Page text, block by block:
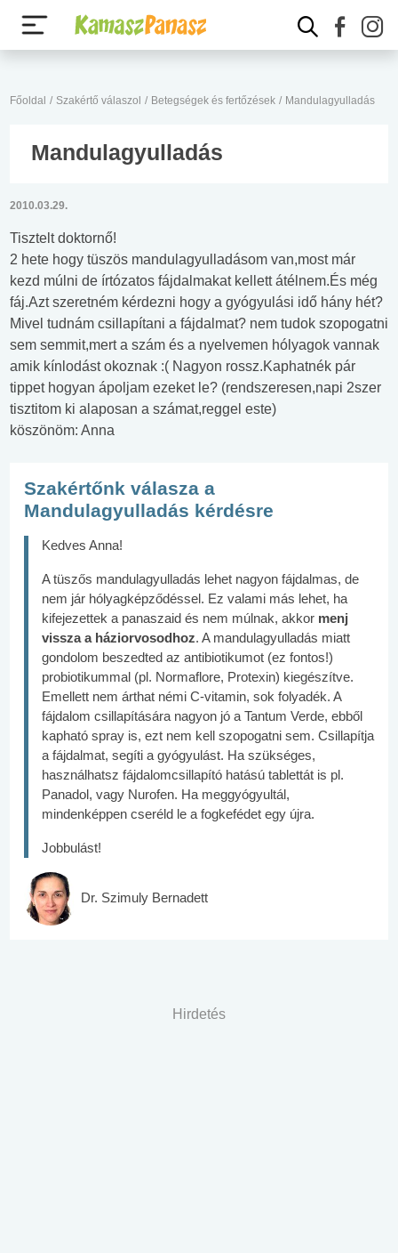
Főoldal / Szakértő válaszol / Betegségek és fertőzések / Mandulagyulladás
Mandulagyulladás
2010.03.29.
Tisztelt doktornő!
2 hete hogy tüszös mandulagyulladásom van,most már
kezd múlni de írtózatos fájdalmakat kellett átélnem.És még
fáj.Azt szeretném kérdezni hogy a gyógyulási idő hány hét?
Mivel tudnám csillapítani a fájdalmat? nem tudok szopogatni
sem semmit,mert a szám és a nyelvemen hólyagok vannak
amik kínlodást okoznak :( Nagyon rossz.Kaphatnék pár
tippet hogyan ápoljam ezeket le? (rendszeresen,napi 2szer
tisztitom ki alaposan a számat,reggel este)
köszönöm: Anna
Szakértőnk válasza a
Mandulagyulladás kérdésre
Kedves Anna!
A tüszős mandulagyulladás lehet nagyon fájdalmas, de
nem jár hólyagképződéssel. Ez valami más lehet, ha
kifejezettek a panaszaid és nem múlnak, akkor menj
vissza a háziorvosodhoz. A mandulagyulladás miatt
gondolom beszedted az antibiotikumot (ez fontos!)
probiotikummal (pl. Normaflore, Protexin) kiegészítve.
Emellett nem árthat némi C-vitamin, sok folyadék. A
fájdalom csillapítására nagyon jó a Tantum Verde, ebből
kapható spray is, ezt nem kell szopogatni sem. Csillapítja
a fájdalmat, segíti a gyógyulást. Ha szükséges,
használhatsz fájdalomcsillapító hatású tablettát is pl.
Panadol, vagy Nurofen. Ha meggyógyultál,
mindenképpen cseréld le a fogkefédet egy újra.
Jobbulást!
Dr. Szimuly Bernadett
Hirdetés